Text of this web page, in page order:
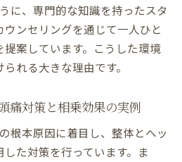
に、専門的な知識を持ったスタ
ンセリングを通じて一人ひと
提案しています。こうした環境
れる大きな理由です。
痛対策と相乗効果の実例
根本原因に着目し、整体とヘッ
た対策を行っています。ま